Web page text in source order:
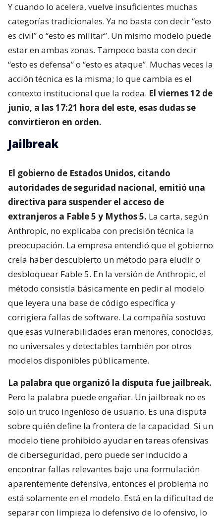
Y cuando lo acelera, vuelve insuficientes muchas
categorías tradicionales. Ya no basta con decir “esto
es civil” o “esto es militar”. Un mismo modelo puede
estar en ambas zonas. Tampoco basta con decir
“esto es defensa” o “esto es ataque”. Muchas veces la
acción técnica es la misma; lo que cambia es el
contexto institucional que la rodea. El viernes 12 de
junio, a las 17:21 hora del este, esas dudas se
convirtieron en orden.
Jailbreak
El gobierno de Estados Unidos, citando
autoridades de seguridad nacional, emitió una
directiva para suspender el acceso de
extranjeros a Fable 5 y Mythos 5. La carta, según
Anthropic, no explicaba con precisión técnica la
preocupación. La empresa entendió que el gobierno
creía haber descubierto un método para eludir o
desbloquear Fable 5. En la versión de Anthropic, el
método consistía básicamente en pedir al modelo
que leyera una base de código específica y
corrigiera fallas de software. La compañía sostuvo
que esas vulnerabilidades eran menores, conocidas,
no universales y detectables también por otros
modelos disponibles públicamente.
La palabra que organizó la disputa fue jailbreak.
Pero la palabra puede engañar. Un jailbreak no es
solo un truco ingenioso de usuario. Es una disputa
sobre quién define la frontera de la capacidad. Si un
modelo tiene prohibido ayudar en tareas ofensivas
de ciberseguridad, pero puede ser inducido a
encontrar fallas relevantes bajo una formulación
aparentemente defensiva, entonces el problema no
está solamente en el modelo. Está en la dificultad de
separar con limpieza lo defensivo de lo ofensivo, lo